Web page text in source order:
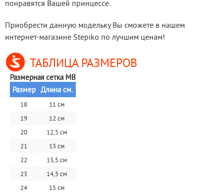
понравятся Вашей принцессе.
Приобрести данную модельку Вы сможете в нашем
интернет-магазине Stepiko по лучшим ценам!
ТАБЛИЦА РАЗМЕРОВ
Размерная сетка MB
Размер Длина см.
18
11 см
19
12 см
20
12,5 см
21
13 см
22
13,5 см
23
14,5 см
24
15 см